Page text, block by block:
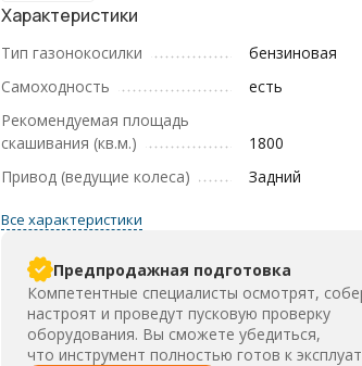
Характеристики
Тип газонокосилки
бензиновая
Самоходность
есть
Рекомендуемая площадь
скашивания (кв.м.)
1800
Привод (ведущие колеса)
Задний
Все характеристики
Предпродажная подготовка
Компетентные специалисты осмотрят,
настроят и проведут пусковую проверку
оборудования. Вы сможете убедиться,
что инструмент полностью готов к